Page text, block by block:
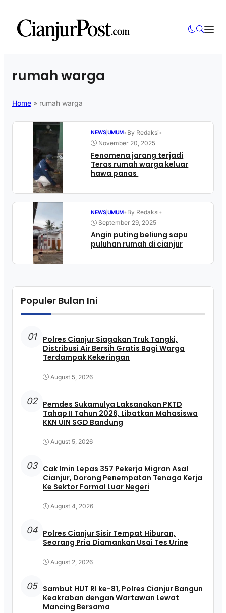
rumah warga
Home » rumah warga
NEWS|UMUM• By Redaksi•
November 20, 2025
Fenomena jarang terjadi
Teras rumah warga keluar
hawa panas
NEWS|UMUM• By Redaksi•
September 29, 2025
Angin puting beliung sapu
puluhan rumah di cianjur
Populer Bulan Ini
01
Polres Cianjur Siagakan Truk Tangki,
Distribusi Air Bersih Gratis Bagi Warga
Terdampak Kekeringan
August 5, 2026
02 Pemdes Sukamulya Laksanakan PKTD
Tahap II Tahun 2026, Libatkan Mahasiswa
KKN UIN SGD Bandung
August 5, 2026
03 Cak Imin Lepas 357 Pekerja Migran Asal
Cianjur, Dorong Penempatan Tenaga Kerja
Ke Sektor Formal Luar Negeri
August 4, 2026
04 Polres Cianjur Sisir Tempat Hiburan,
Seorang Pria Diamankan Usai Tes Urine
August 2, 2026
05 Sambut HUT RI ke-81, Polres Cianjur Bangun
Keakraban dengan Wartawan Lewat
Mancing Bersama